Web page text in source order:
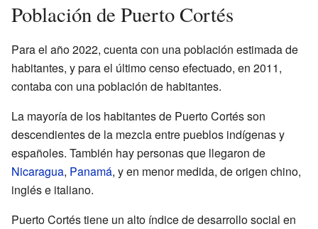
Población de Puerto Cortés
Para el año 2022, cuenta con una población estimada de
habitantes, y para el último censo efectuado, en 2011,
contaba con una población de habitantes.
La mayoría de los habitantes de Puerto Cortés son
descendientes de la mezcla entre pueblos indígenas y
españoles. También hay personas que llegaron de
Nicaragua, Panamá, y en menor medida, de origen chino,
inglés e italiano.
Puerto Cortés tiene un alto índice de desarrollo social en